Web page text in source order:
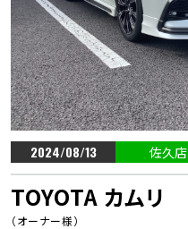
2024/08/13 佐久店
TOYOTA カムリ
（オーナー様）